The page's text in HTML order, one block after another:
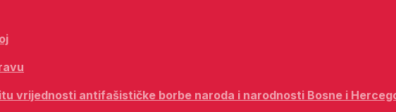
vrijednosti antifašističke borbe naroda i narodnosti Bosne i